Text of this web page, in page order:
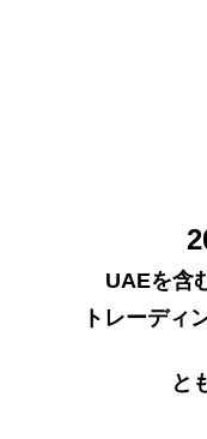
UAEを含
トレーディ
と